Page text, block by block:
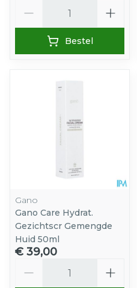
Bestel
Gano
Gano Care Hydrat.
Gezichtscr Gemengde
Huid 50ml
€ 39,00